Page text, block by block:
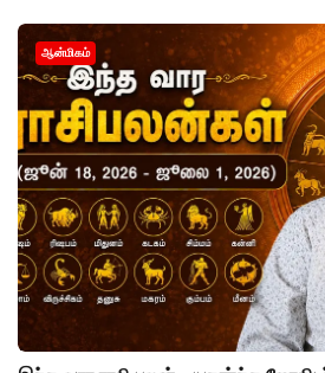
ஆன்மிகம்